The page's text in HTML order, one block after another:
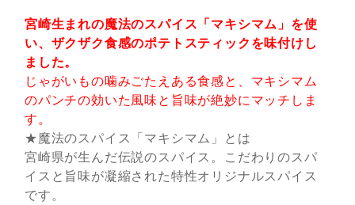
宮崎生まれの魔法のスパイス「マキシマム」を使
い、ザクザク食感のポテトスティックを味付けし
ました。
じゃがいもの噛みごたえある食感と、マキシマム
のパンチの効いた風味と旨味が絶妙にマッチしま
す。
★魔法のスパイス「マキシマム」とは
宮崎県が生んだ伝説のスパイス。こだわりのスパ
イスと旨味が凝縮された特性オリジナルスパイス
です。